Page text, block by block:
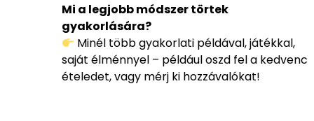
Mi a legjobb módszer törtek
gyakorlására?
Minél több gyakorlati példával, játékkal,
saját élménnyel – például oszd fel a kedvenc
ételedet, vagy mérj ki hozzávalókat!